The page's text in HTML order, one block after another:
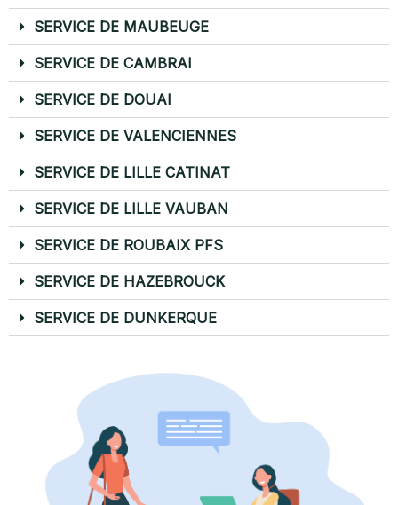
SERVICE DE MAUBEUGE
SERVICE DE CAMBRAI
SERVICE DE DOUAI
SERVICE DE VALENCIENNES
SERVICE DE LILLE CATINAT
SERVICE DE LILLE VAUBAN
SERVICE DE ROUBAIX PFS
SERVICE DE HAZEBROUCK
SERVICE DE DUNKERQUE